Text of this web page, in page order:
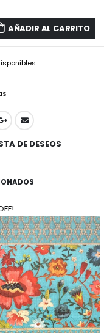
AÑADIR AL CARRITO
DE DESEOS